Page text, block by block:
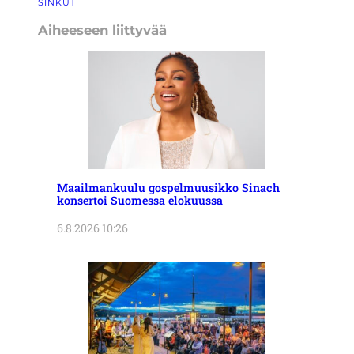
SINKUT
Aiheeseen liittyvää
Maailmankuulu gospelmuusikko Sinach
konsertoi Suomessa elokuussa
6.8.2026 10:26